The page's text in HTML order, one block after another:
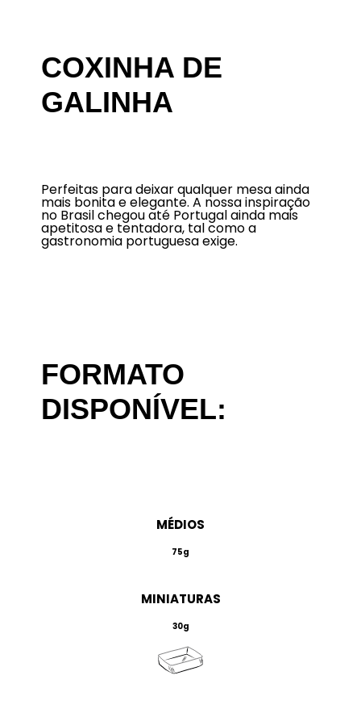
COXINHA DE
GALINHA
Perfeitas para deixar qualquer mesa ainda
mais bonita e elegante. A nossa inspiração
no Brasil chegou até Portugal ainda mais
apetitosa e tentadora, tal como a
gastronomia portuguesa exige.
FORMATO
DISPONÍVEL:
MÉDIOS
75g
MINIATURAS
30g